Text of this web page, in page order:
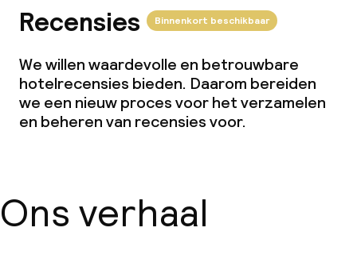
Recensies Binnenkort beschikbaar
We willen waardevolle en betrouwbare
hotelrecensies bieden. Daarom bereiden
we een nieuw proces voor het verzamelen
en beheren van recensies voor.
Ons verhaal